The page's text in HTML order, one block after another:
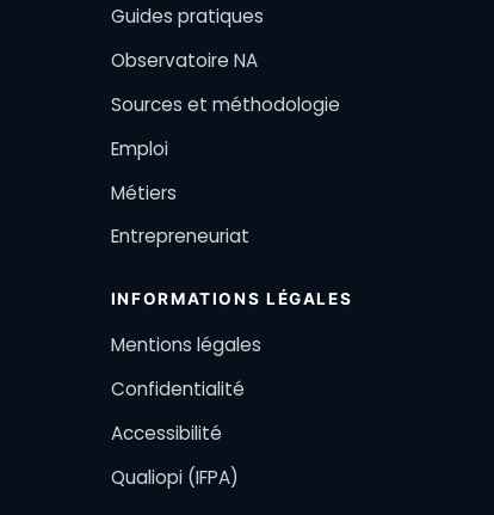
Guides pratiques
Observatoire NA
Sources et méthodologie
Emploi
Métiers
Entrepreneuriat
INFORMATIONS LÉGALES
Mentions légales
Confidentialité
Accessibilité
Qualiopi (IFPA)